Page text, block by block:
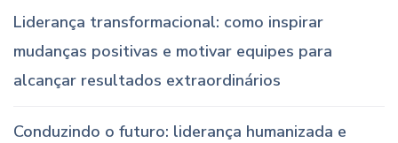
Liderança transformacional: como inspirar
mudanças positivas e motivar equipes para
alcançar resultados extraordinários
Conduzindo o futuro: liderança humanizada e